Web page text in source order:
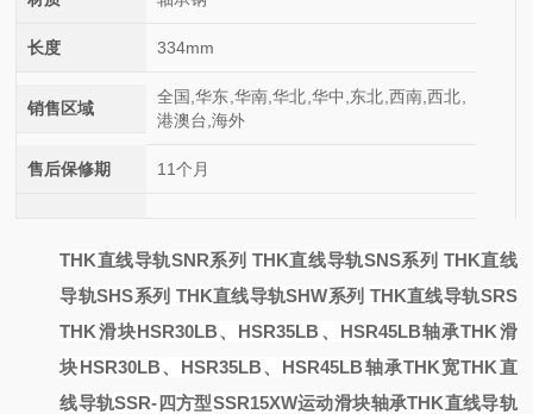
长度 334mm
销售区域
全国,华东,华南,华北,华中,东北,西南,西北,
港澳台,海外
售后保修期 11个月
THK直线导轨SNR系列 THK直线导轨SNS系列 THK直线
导轨SHS系列 THK直线导轨SHW系列 THK直线导轨SRS
THK滑块HSR30LB、HSR35LB、HSR45LB轴承THK滑
块HSR30LB、HSR35LB、HSR45LB轴承THK宽THK直
线导轨SSR-四方型SSR15XW运动滑块轴承THK直线导轨